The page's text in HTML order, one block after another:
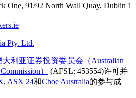
One, 91/92 North Wall Quay, Dublin 1
Pty. Ltd.
大利亚证券投资委员会（Australian
）
(AFSL: 453554)许可并
, ASX 24和Cboe Australia的参与成